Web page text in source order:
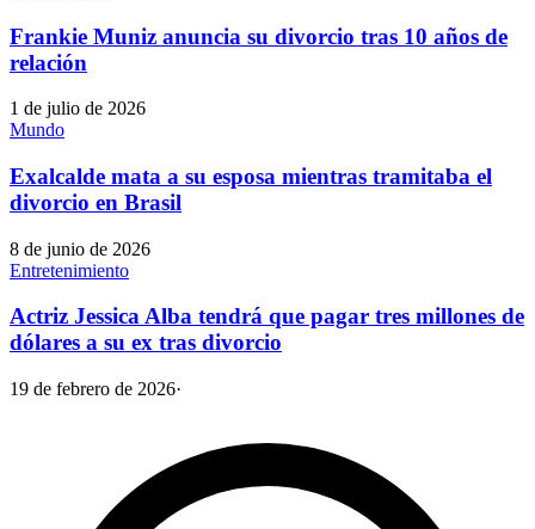
Frankie Muniz anuncia su divorcio tras 10 años de
relación
1 de julio de 2026
Mundo
Exalcalde mata a su esposa mientras tramitaba el
divorcio en Brasil
8 de junio de 2026
Entretenimiento
Actriz Jessica Alba tendrá que pagar tres millones de
dólares a su ex tras divorcio
19 de febrero de 2026·